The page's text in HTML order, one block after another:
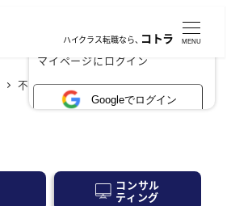
×
マイページにログイン
Googleでログイン
ハイクラス転職なら、コトラ MENU
不動産業界
コンサル
ティング